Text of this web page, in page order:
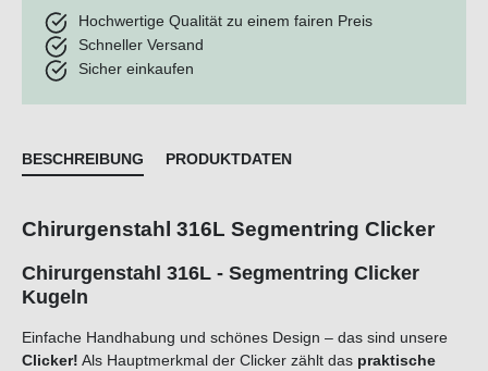
Hochwertige Qualität zu einem fairen Preis
Schneller Versand
Sicher einkaufen
BESCHREIBUNG PRODUKTDATEN
Chirurgenstahl 316L Segmentring Clicker
Chirurgenstahl 316L - Segmentring Clicker
Kugeln
Einfache Handhabung und schönes Design – das sind unsere
Clicker! Als Hauptmerkmal der Clicker zählt das praktische